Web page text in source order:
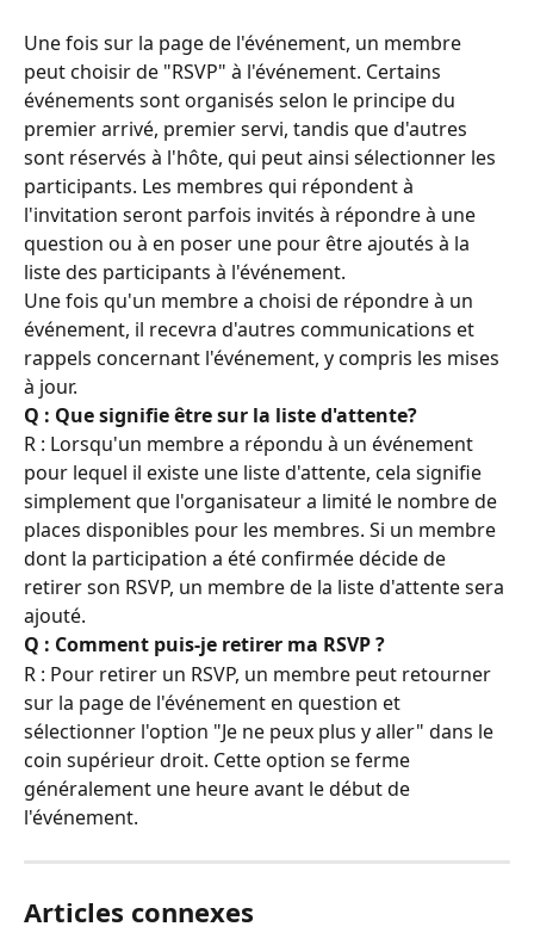
Une fois sur la page de l'événement, un membre
peut choisir de "RSVP" à l'événement. Certains
événements sont organisés selon le principe du
premier arrivé, premier servi, tandis que d'autres
sont réservés à l'hôte, qui peut ainsi sélectionner les
participants. Les membres qui répondent à
l'invitation seront parfois invités à répondre à une
question ou à en poser une pour être ajoutés à la
liste des participants à l'événement.
Une fois qu'un membre a choisi de répondre à un
événement, il recevra d'autres communications et
rappels concernant l'événement, y compris les mises
à jour.
Q : Que signifie être sur la liste d'attente?
R : Lorsqu'un membre a répondu à un événement
pour lequel il existe une liste d'attente, cela signifie
simplement que l'organisateur a limité le nombre de
places disponibles pour les membres. Si un membre
dont la participation a été confirmée décide de
retirer son RSVP, un membre de la liste d'attente sera
ajouté.
Q : Comment puis-je retirer ma RSVP ?
R : Pour retirer un RSVP, un membre peut retourner
sur la page de l'événement en question et
sélectionner l'option "Je ne peux plus y aller" dans le
coin supérieur droit. Cette option se ferme
généralement une heure avant le début de
l'événement.
Articles connexes